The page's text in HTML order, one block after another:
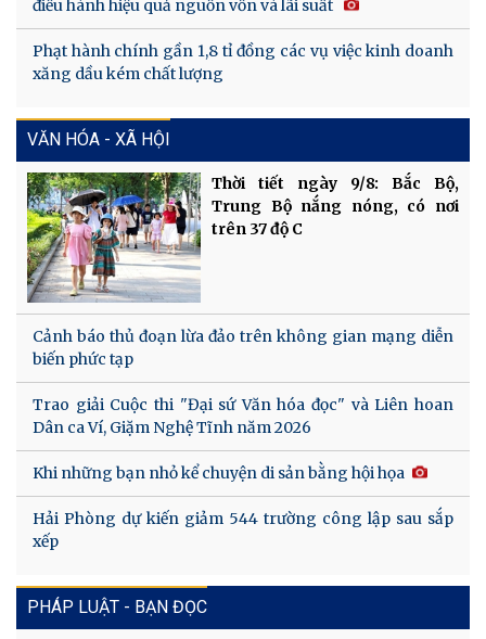
điều hành hiệu quả nguồn vốn và lãi suất
Phạt hành chính gần 1,8 tỉ đồng các vụ việc kinh doanh
xăng dầu kém chất lượng
VĂN HÓA - XÃ HỘI
Thời tiết ngày 9/8: Bắc Bộ,
Trung Bộ nắng nóng, có nơi
trên 37 độ C
Cảnh báo thủ đoạn lừa đảo trên không gian mạng diễn
biến phức tạp
Trao giải Cuộc thi "Đại sứ Văn hóa đọc" và Liên hoan
Dân ca Ví, Giặm Nghệ Tĩnh năm 2026
Khi những bạn nhỏ kể chuyện di sản bằng hội họa
Hải Phòng dự kiến giảm 544 trường công lập sau sắp
xếp
PHÁP LUẬT - BẠN ĐỌC